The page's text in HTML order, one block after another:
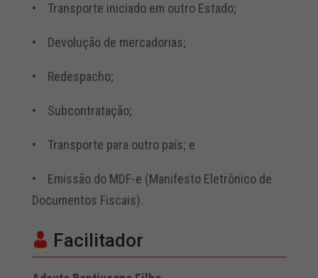
• Transporte iniciado em outro Estado;
• Devolução de mercadorias;
• Redespacho;
• Subcontratação;
• Transporte para outro país; e
• Emissão do MDF-e (Manifesto Eletrônico de
Documentos Fiscais).
Facilitador